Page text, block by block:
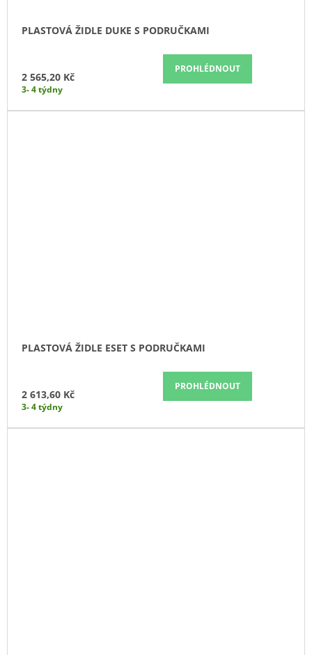
PLASTOVÁ ŽIDLE DUKE S PODRUČKAMI
2 565,20 Kč
PROHLÉDNOUT
3- 4 týdny
PLASTOVÁ ŽIDLE ESET S PODRUČKAMI
2 613,60 Kč
PROHLÉDNOUT
3- 4 týdny